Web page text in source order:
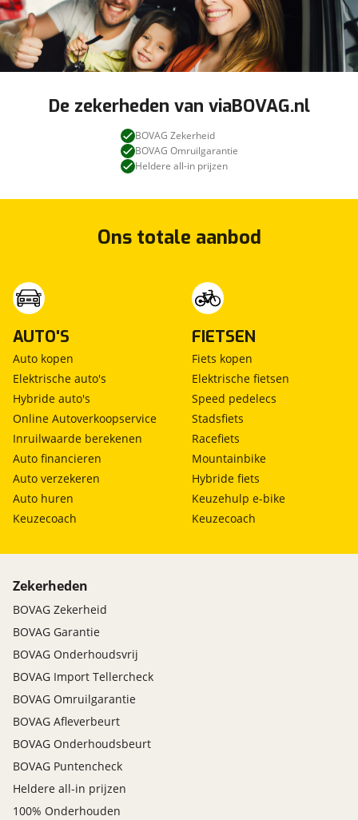
De zekerheden van viaBOVAG.nl
BOVAG Zekerheid
BOVAG Omruilgarantie
Heldere all-in prijzen
Ons totale aanbod
AUTO'S
Auto kopen
Elektrische auto's
Hybride auto's
Online Autoverkoopservice
Inruilwaarde berekenen
Auto financieren
Auto verzekeren
Auto huren
Keuzecoach
FIETSEN
Fiets kopen
Elektrische fietsen
Speed pedelecs
Stadsfiets
Racefiets
Mountainbike
Hybride fiets
Keuzehulp e-bike
Keuzecoach
Zekerheden
BOVAG Zekerheid
BOVAG Garantie
BOVAG Onderhoudsvrij
BOVAG Import Tellercheck
BOVAG Omruilgarantie
BOVAG Afleverbeurt
BOVAG Onderhoudsbeurt
BOVAG Puntencheck
Heldere all-in prijzen
100% Onderhouden